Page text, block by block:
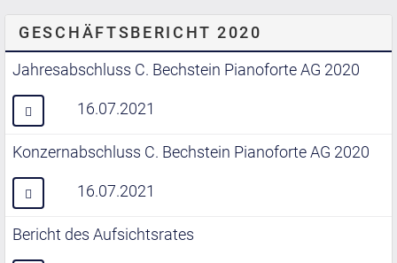
GESCHÄFTSBERICHT 2020
Jahresabschluss C. Bechstein Pianoforte AG 2020
16.07.2021
Konzernabschluss C. Bechstein Pianoforte AG 2020
16.07.2021
Bericht des Aufsichtsrates